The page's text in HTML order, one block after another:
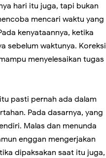
hari itu juga, tapi bukan
mencari waktu yang
kenyataannya, ketika
sebelum waktunya. Koreksi
menyelesaikan tugas
pasti pernah ada dalam
Pada dasarnya, yang
Malas dan menunda
enggan mengerjakan
dipaksakan saat itu juga,